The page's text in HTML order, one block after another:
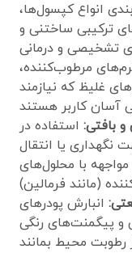
انواع کپسول‌ها،
ترکیبی ساختنی و
مرطوب‌کننده،
غلیظ که نیازمند
و بافتی: استفاده در
نگهداری یا انتقال
با محلول‌های
انبارش پودرهای
و پیگمنت‌های رنگی